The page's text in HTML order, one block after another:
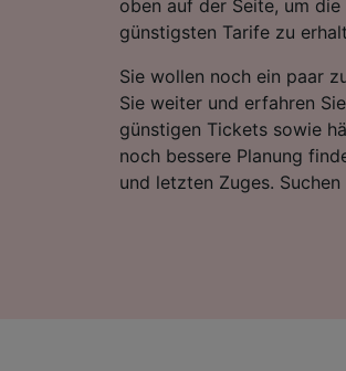
oben auf der Seite, um
günstigsten Tarife zu
Sie wollen noch ein paar
Sie weiter und erfahren
günstigen Tickets sowie
noch bessere Planung
und letzten Zuges.